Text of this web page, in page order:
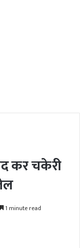
कर चकेरी
1 minute read